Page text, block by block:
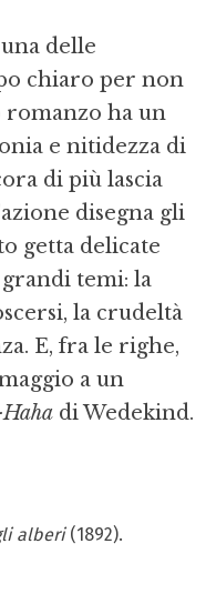
alberi(1892).
delle
chiaro per non
romanzo ha un
e nitidezza di
di più lascia
disegna gli
getta delicate
temi: la
la crudeltà
E, fra le righe,
a un
di Wedekind.